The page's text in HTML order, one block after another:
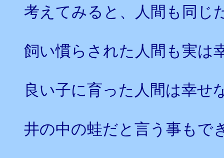
考えてみると、人間も同じ
飼い慣らされた人間も実は
良い子に育った人間は幸せ
井の中の蛙だと言う事もで